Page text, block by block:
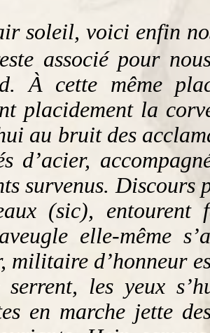
soleil, voici enfin
associé pour
À cette même
placidement la
au bruit des
d’acier,
survenus.
(sic), entourent
elle-même
militaire d’honneur
serrent, les yeux
en marche jette